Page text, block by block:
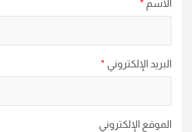
الاسم *
البريد الإلكتروني *
الموقع الإلكتروني